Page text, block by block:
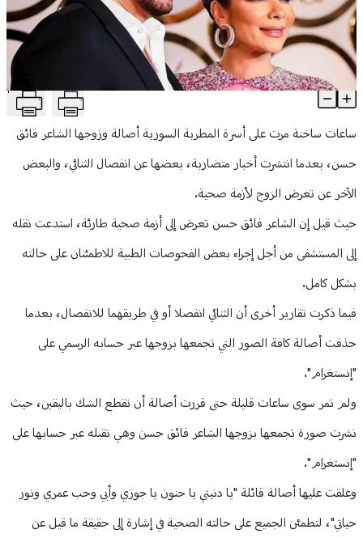
ثقافة ومجتمع
منوعات
شائعة أثارت بلبلة.. ما الذي جرى بين أصالة وزوجها؟ T
Article Content
ساعات ساخنة مرت على أسرة المطربة السورية أصالة وزوجها الشاعر فائق
حسن، بعدما انتشرت أخبار متضاربة، بعضها عن انفصال الثنائي، والبعض
الآخر عن تعرض الزوج لأزمة صحية.
حيث قيل إن الشاعر فائق حسن تعرض إلى أزمة صحية طارئة، استدعت نقله
إلى المستشفى من أجل إجراء بعض الفحوصات الطبية للاطمئنان على حالته
بشكل كامل.
فيما ذكرت تقارير أخرى أن الثنائي انفصلا أو في طريقهما للانفصال، بعدما
حذفت أصالة كافة الصور التي تجمعها بزوجها عبر حسابه الرسمي على
"إنستغرام".
ولم تمر سوى ساعات قليلة حتى قررت أصالة أن تقطع الشك باليقين، حيث
نشرت صورة تجمعها بزوجها الشاعر فائق حسن وهي تقبله عبر حسابها على
"إنستغرام".
وعلقت عليها أصالة قائلة "يا دنيتي يا حنون يا جوزي وأبي وحب عمري ونور
حياتي"، لتطمئن الجميع على حالته الصحية في إشارة إلى حقيقة ما قيل عن